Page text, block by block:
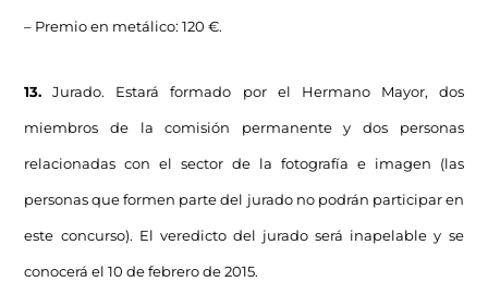
– Premio en metálico: 120 €.
13. Jurado. Estará formado por el Hermano Mayor, dos
miembros de la comisión permanente y dos personas
relacionadas con el sector de la fotografía e imagen (las
personas que formen parte del jurado no podrán participar en
este concurso). El veredicto del jurado será inapelable y se
conocerá el 10 de febrero de 2015.